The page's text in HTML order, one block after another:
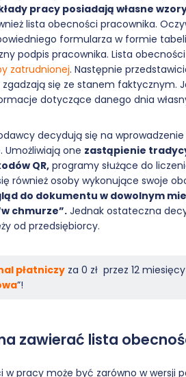
pracy posiadają własne
lista obecności pracownika.
formularza w formie
podpis pracownika. Lista
zatrudnionej. Następnie
się ze stanem faktycznym.
dotyczące danego dnia
decydują się na
one zastąpienie
QR, programy służące do
również osoby wykonujące swoje
do dokumentu w dowolnym
chmurze”. Jednak ostateczna
od przedsiębiorcy.
płatniczy za 0 zł przez 12
”!
zawierać lista
w pracy może być zarówno w wersji